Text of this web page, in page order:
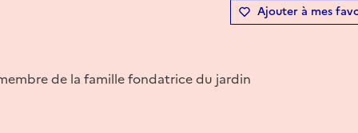
Ajouter à mes
de la famille fondatrice du jardin